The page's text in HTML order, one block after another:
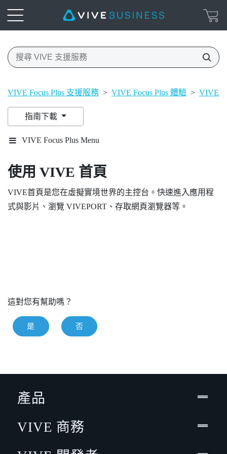
VIVE Focus Plus 支援服務 > VIVE Focus Plus 體驗 > VIVE
指南下載
VIVE Focus Plus Menu
使用 VIVE 首頁
VIVE首頁是您在虛擬實境世界的主控台。快速進入應用程
式與影片、瀏覽 VIVEPORT 、存取網頁瀏覽器等。
這對您有幫助嗎？
是 否
產品
VIVE 商務